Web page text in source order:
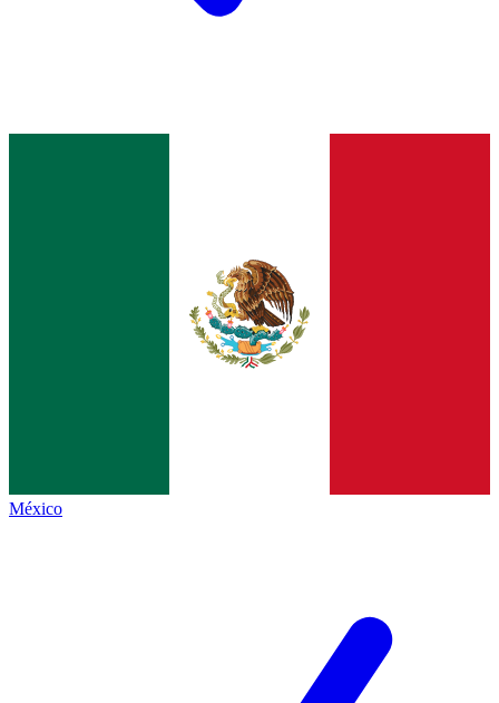
México